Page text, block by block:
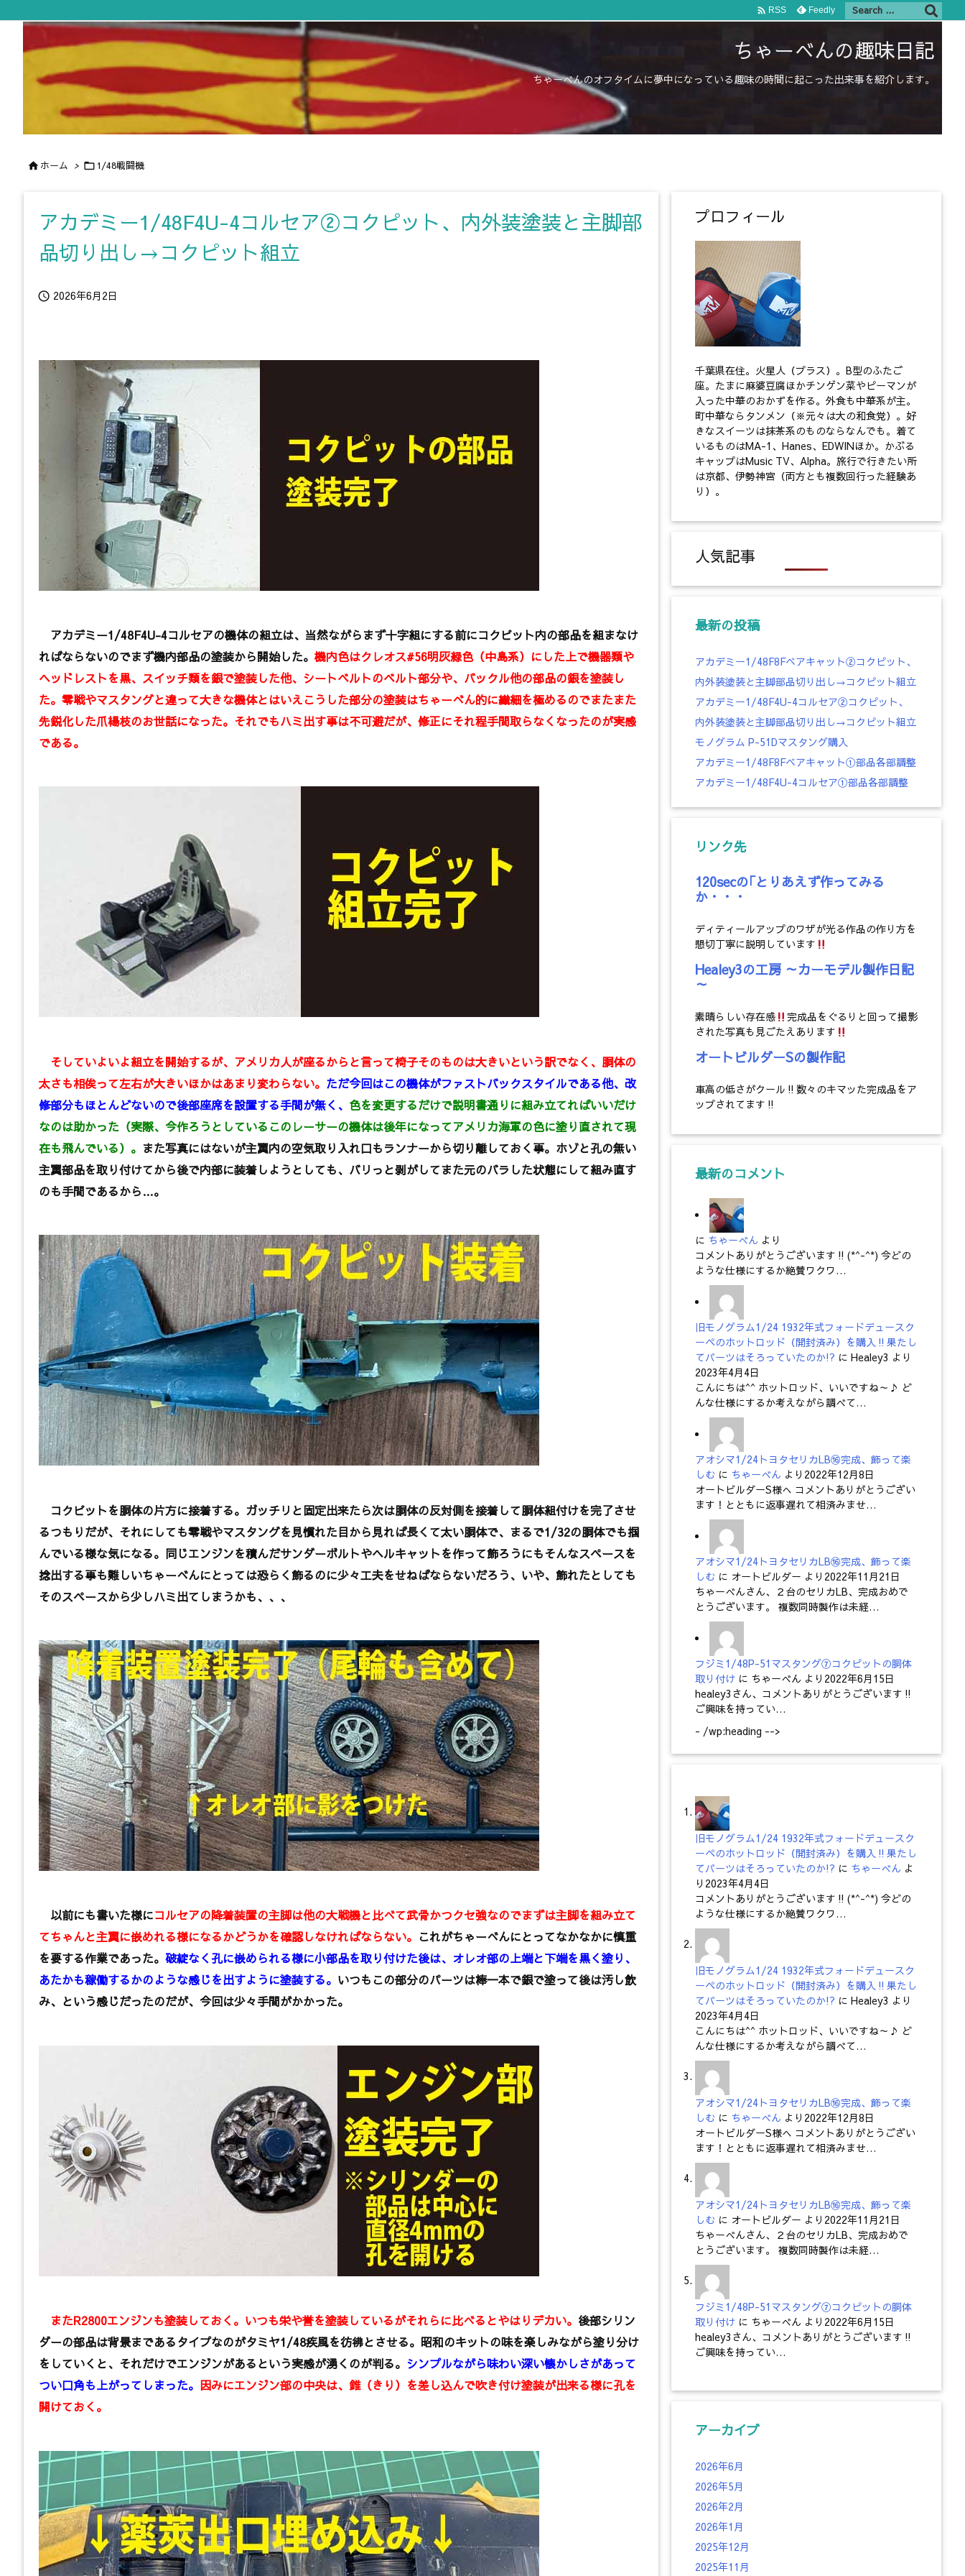
 RSS Feedly
ちゃーべんの趣味日記
ちゃーべんのオフタイムに夢中になっている趣味の時間に起こった出来事を紹介します。
ホーム > 1/48戦闘機
アカデミー1/48F4U-4コルセア②コクピット、内外装塗装と主脚部
品切り出し→コクピット組立
 2026年6月2日
アカデミー1/48F4U-4コルセアの機体の組立は、当然ながらまず十字組にする前にコクピット内の部品を組まなけ
ればならないのでまず機内部品の塗装から開始した。 機内色はクレオス#56明灰緑色（中島系）にした上で機器類や
ヘッドレストを黒、スイッチ類を銀で塗装した他、シートベルトのベルト部分や、バックル他の部品の銀を塗装し
た。零戦やマスタングと違って大きな機体とはいえこうした部分の塗装はちゃーべん的に繊細を極めるのでまたまた
先鋭化した爪楊枝のお世話になった。それでもハミ出す事は不可避だが、修正にそれ程手間取らなくなったのが実感
である。
そしていよいよ組立を開始するが、アメリカ人が座るからと言って椅子そのものは大きいという訳でなく、胴体の
太さも相俟って左右が大きいほかはあまり変わらない。 ただ今回はこの機体がファストバックスタイルである他、改
修部分もほとんどないので後部座席を設置する手間が無く、 色を変更するだけで説明書通りに組み立てればいいだけ
なのは助かった（実際、今作ろうとしているこのレーサーの機体は後年になってアメリカ海軍の色に塗り直されて現
在も飛んでいる）。 また写真にはないが主翼内の空気取り入れ口もランナーから切り離しておく事。ホゾと孔の無い
主翼部品を取り付けてから後で内部に装着しようとしても、バリっと剥がしてまた元のバラした状態にして組み直す
のも手間であるから…。
コクピットを胴体の片方に接着する。ガッチリと固定出来たら次は胴体の反対側を接着して胴体組付けを完了させ
るつもりだが、それにしても零戦やマスタングを見慣れた目から見れば長くて太い胴体で、まるで1/32の胴体でも掴
んでいる様な気になる。同じエンジンを積んだサンダーボルトやヘルキャットを作って飾ろうにもそんなスペースを
捻出する事も難しいちゃーべんにとっては恐らく飾るのに少々工夫をせねばならないだろう、いや、飾れたとしても
そのスペースから少しハミ出てしまうかも、、、
以前にも書いた様にコルセアの降着装置の主脚は他の大戦機と比べて武骨かつクセ強なのでまずは主脚を組み立て
てちゃんと主翼に嵌めれる様になるかどうかを確認しなければならない。 これがちゃーべんにとってなかなかに慎重
を要する作業であった。 破綻なく孔に嵌められる様に小部品を取り付けた後は、オレオ部の上端と下端を黒く塗り、
あたかも稼働するかのような感じを出すように塗装する。 いつもこの部分のパーツは棒一本で銀で塗って後は汚し飲
み、という感じだったのだが、今回は少々手間がかかった。
またR2800エンジンも塗装しておく。いつも栄や誉を塗装しているがそれらに比べるとやはりデカい。 後部シリン
ダーの部品は背景まであるタイプなのがタミヤ1/48疾風を彷彿とさせる。昭和のキットの味を楽しみながら塗り分け
をしていくと、それだけでエンジンがあるという実感が湧くのが判る。 シンプルながら味わい深い懐かしさがあって
つい口角も上がってしまった。 因みにエンジン部の中央は、錐（きり）を差し込んで吹き付け塗装が出来る様に孔を
開けておく。
プロフィール
千葉県在住。火星人（プラス）。B型のふたご
座。たまに麻婆豆腐ほかチンゲン菜やピーマンが
入った中華のおかずを作る。外食も中華系が主。
町中華ならタンメン（※元々は大の和食党）。好
きなスイーツは抹茶系のものならなんでも。着て
いるものはMA-1、Hanes、EDWINほか。かぶる
キャップはMusic TV、Alpha。旅行で行きたい所
は京都、伊勢神宮（両方とも複数回行った経験あ
り）。
人気記事
最新の投稿
アカデミー1/48F8Fベアキャット②コクピット、
内外装塗装と主脚部品切り出し→コクピット組立
アカデミー1/48F4U-4コルセア②コクピット、
内外装塗装と主脚部品切り出し→コクピット組立
モノグラム P-51Dマスタング購入
アカデミー1/48F8Fベアキャット①部品各部調整
アカデミー1/48F4U-4コルセア①部品各部調整
リンク先
120secの｢とりあえず作ってみる
か・・・
ディティールアップのワザが光る作品の作り方を
懇切丁寧に説明しています
Healey3の工房 ～カーモデル製作日記
～
素晴らしい存在感
完成品をぐるりと回って撮影
された写真も見ごたえあります
オートビルダーSの製作記
車高の低さがクール‼数々のキマッた完成品をア
ップされてます‼
最新のコメント
に ちゃーべん より
コメントありがとうございます‼(*^-^*) 今どの
ような仕様にするか絶賛ワクワ…
旧モノグラム1/24 1932年式フォードデュースク
ーペのホットロッド（開封済み）を購入‼果たし
てパーツはそろっていたのか!? に Healey3 より
2023年4月4日
こんにちは^^ ホットロッド、いいですね～♪ ど
んな仕様にするか考えながら調べて…
アオシマ1/24トヨタセリカLB⑯完成、飾って楽
しむ に ちゃーべん より 2022年12月8日
オートビルダーS様へ コメントありがとうござい
ます！とともに返事遅れて相済みませ…
アオシマ1/24トヨタセリカLB⑯完成、飾って楽
しむ に オートビルダー より 2022年11月21日
ちゃーべんさん、２台のセリカLB、完成おめで
とうございます。 複数同時製作は未経…
フジミ1/48P-51マスタング⑦コクピットの胴体
取り付け に ちゃーべん より 2022年6月15日
healey3さん、コメントありがとうございます‼
ご興味を持ってい…
- /wp:heading -->
旧モノグラム1/24 1932年式フォードデュースク
ーペのホットロッド（開封済み）を購入‼果たし
てパーツはそろっていたのか!? に ちゃーべん よ
り 2023年4月4日
コメントありがとうございます‼(*^-^*) 今どの
ような仕様にするか絶賛ワクワ…
旧モノグラム1/24 1932年式フォードデュースク
ーペのホットロッド（開封済み）を購入‼果たし
てパーツはそろっていたのか!? に Healey3 より
2023年4月4日
こんにちは^^ ホットロッド、いいですね～♪ ど
んな仕様にするか考えながら調べて…
アオシマ1/24トヨタセリカLB⑯完成、飾って楽
しむ に ちゃーべん より 2022年12月8日
オートビルダーS様へ コメントありがとうござい
ます！とともに返事遅れて相済みませ…
アオシマ1/24トヨタセリカLB⑯完成、飾って楽
しむ に オートビルダー より 2022年11月21日
ちゃーべんさん、２台のセリカLB、完成おめで
とうございます。 複数同時製作は未経…
フジミ1/48P-51マスタング⑦コクピットの胴体
取り付け に ちゃーべん より 2022年6月15日
healey3さん、コメントありがとうございます‼
ご興味を持ってい…
アーカイブ
2026年6月
2026年5月
2026年2月
2026年1月
2025年12月
2025年11月